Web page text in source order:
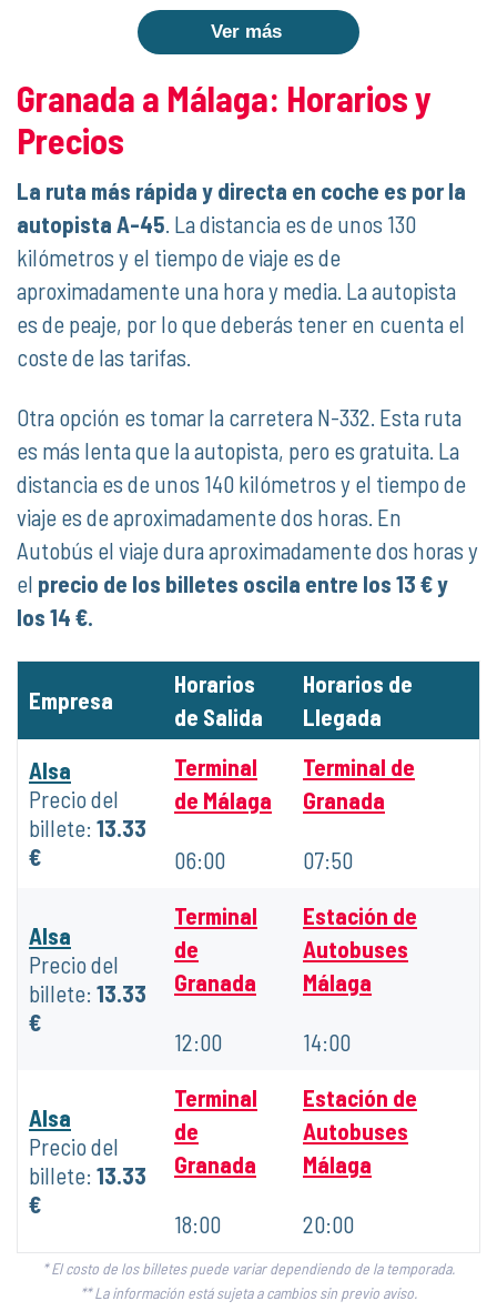
Ver más
Granada a Málaga: Horarios y
Precios
La ruta más rápida y directa en coche es por la
autopista A-45 . La distancia es de unos 130
kilómetros y el tiempo de viaje es de
aproximadamente una hora y media. La autopista
es de peaje, por lo que deberás tener en cuenta el
coste de las tarifas.
Otra opción es tomar la carretera N-332. Esta ruta
es más lenta que la autopista, pero es gratuita. La
distancia es de unos 140 kilómetros y el tiempo de
viaje es de aproximadamente dos horas. En
Autobús el viaje dura aproximadamente dos horas y
el precio de los billetes oscila entre los 13 € y
los 14 €.
Empresa
Horarios
de Salida
Horarios de
Llegada
Alsa
Precio del
billete: 13.33
€
Terminal
de Málaga
06:00
Terminal de
Granada
07:50
Alsa
Precio del
billete: 13.33
€
Terminal
de
Granada
12:00
Estación de
Autobuses
Málaga
14:00
Alsa
Precio del
billete: 13.33
€
Terminal
de
Granada
18:00
Estación de
Autobuses
Málaga
20:00
* El costo de los billetes puede variar dependiendo de la temporada.
** La información está sujeta a cambios sin previo aviso.